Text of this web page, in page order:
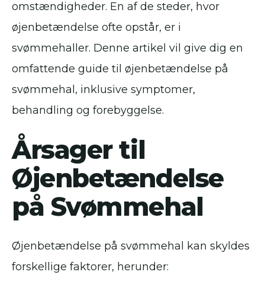
omstændigheder. En af de steder, hvor
øjenbetændelse ofte opstår, er i
svømmehaller. Denne artikel vil give dig en
omfattende guide til øjenbetændelse på
svømmehal, inklusive symptomer,
behandling og forebyggelse.
Årsager til
Øjenbetændelse
på Svømmehal
Øjenbetændelse på svømmehal kan skyldes
forskellige faktorer, herunder: